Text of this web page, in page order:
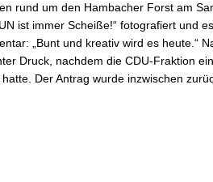
rund um den Hambacher Forst am
ist immer Scheiße!“ fotografiert und
„Bunt und kreativ wird es heute.“
Druck, nachdem die CDU-Fraktion
Der Antrag wurde inzwischen